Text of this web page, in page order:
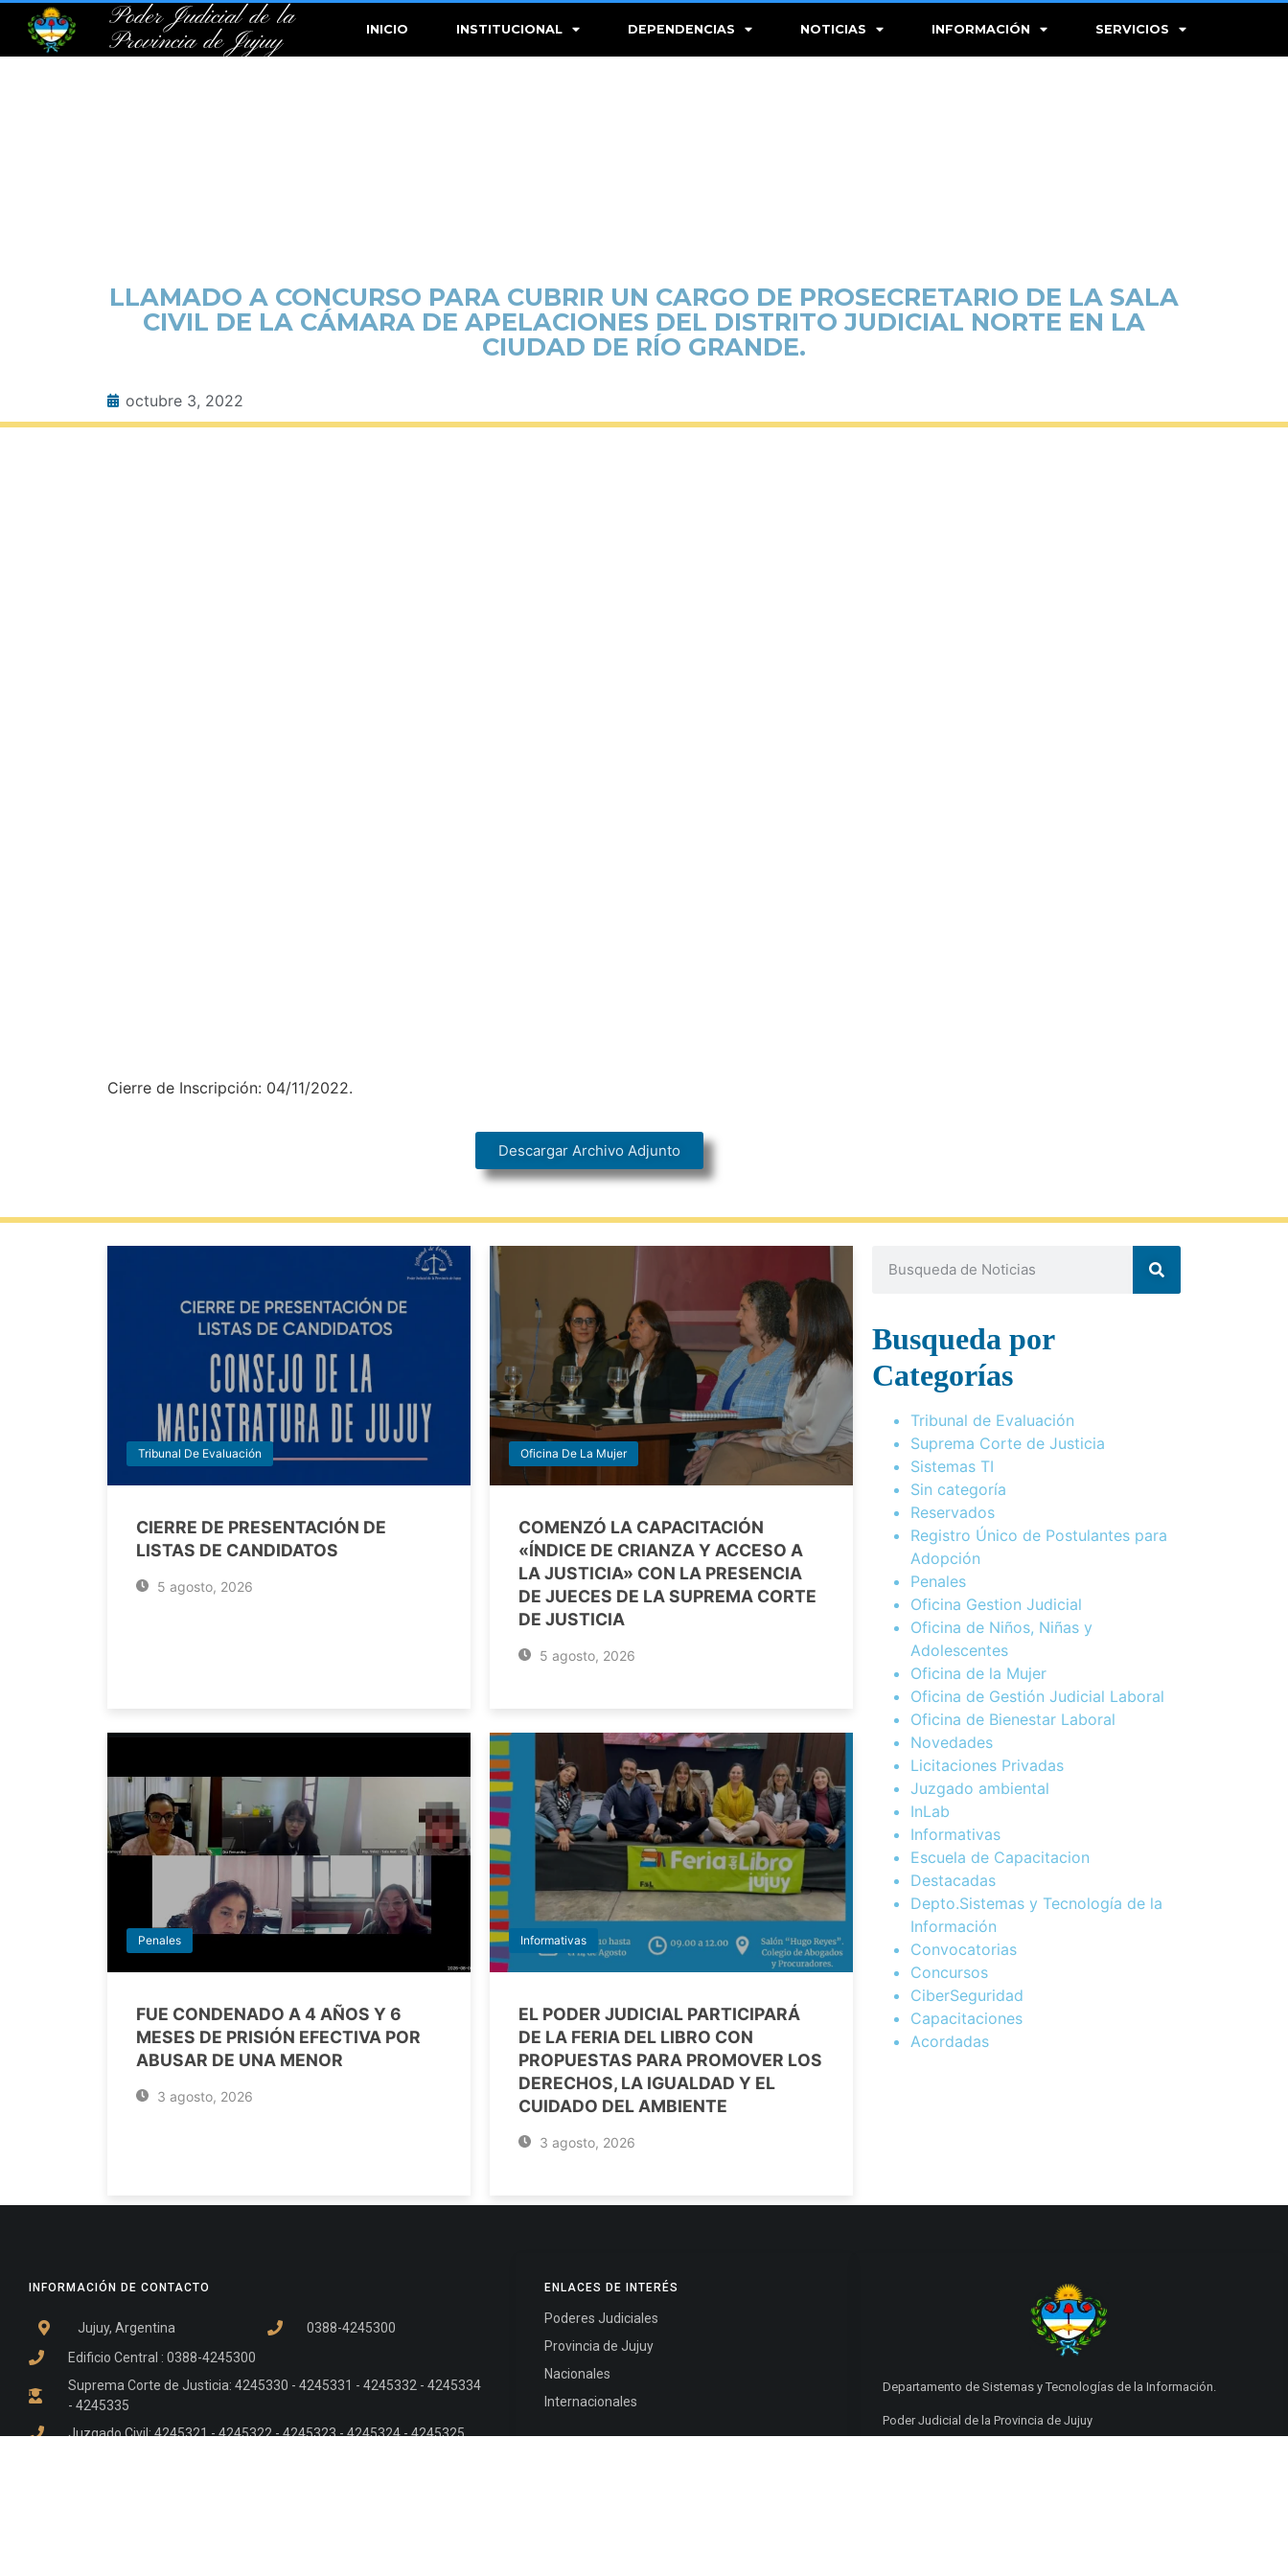
Poder Judicial de la
Provincia de Jujuy
INICIO INSTITUCIONAL DEPENDENCIAS NOTICIAS INFORMACIÓN SERVICIOS
LLAMADO A CONCURSO PARA CUBRIR UN CARGO DE PROSECRETARIO DE LA SALA
CIVIL DE LA CÁMARA DE APELACIONES DEL DISTRITO JUDICIAL NORTE EN LA
CIUDAD DE RÍO GRANDE.
octubre 3, 2022
Cierre de Inscripción: 04/11/2022.
Descargar Archivo Adjunto
Tribunal De Evaluación
CIERRE DE PRESENTACIÓN DE
LISTAS DE CANDIDATOS
5 agosto, 2026
Oficina De La Mujer
COMENZÓ LA CAPACITACIÓN
«ÍNDICE DE CRIANZA Y ACCESO A
LA JUSTICIA» CON LA PRESENCIA
DE JUECES DE LA SUPREMA CORTE
DE JUSTICIA
5 agosto, 2026
Penales
FUE CONDENADO A 4 AÑOS Y 6
MESES DE PRISIÓN EFECTIVA POR
ABUSAR DE UNA MENOR
3 agosto, 2026
Informativas
EL PODER JUDICIAL PARTICIPARÁ
DE LA FERIA DEL LIBRO CON
PROPUESTAS PARA PROMOVER LOS
DERECHOS, LA IGUALDAD Y EL
CUIDADO DEL AMBIENTE
3 agosto, 2026
Busqueda por
Categorías
Tribunal de Evaluación
Suprema Corte de Justicia
Sistemas TI
Sin categoría
Reservados
Registro Único de Postulantes para
Adopción
Penales
Oficina Gestion Judicial
Oficina de Niños, Niñas y
Adolescentes
Oficina de la Mujer
Oficina de Gestión Judicial Laboral
Oficina de Bienestar Laboral
Novedades
Licitaciones Privadas
Juzgado ambiental
InLab
Informativas
Escuela de Capacitacion
Destacadas
Depto.Sistemas y Tecnología de la
Información
Convocatorias
Concursos
CiberSeguridad
Capacitaciones
Acordadas
INFORMACIÓN DE CONTACTO
Jujuy, Argentina
0388-4245300
Edificio Central : 0388-4245300
Suprema Corte de Justicia: 4245330 - 4245331 - 4245332 - 4245334
- 4245335
Juzgado Civil: 4245321 - 4245322 - 4245323 - 4245324 - 4245325
ENLACES DE INTERÉS
Poderes Judiciales
Provincia de Jujuy
Nacionales
Internacionales
Departamento de Sistemas y Tecnologías de la Información.
Poder Judicial de la Provincia de Jujuy